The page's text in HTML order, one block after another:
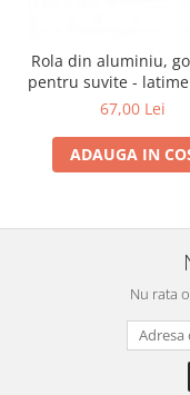
Rola din aluminiu,
pentru suvite -
67,00 Lei
ADAUGA IN
Nu rata